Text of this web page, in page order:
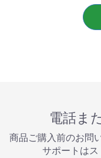
電話ま
商品ご購⼊前のお問
サポートはス